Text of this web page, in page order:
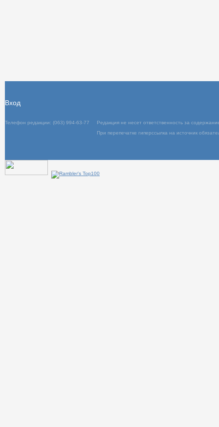
Вход
Телефон редакции: (063) 994-63-77
Редакция не несет ответственность за
При перепечатке гиперссылка на источник